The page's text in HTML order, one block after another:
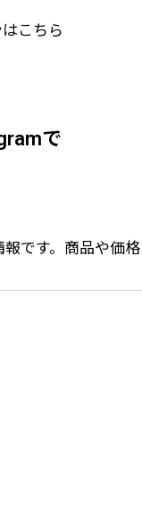
こちら
で
です。商品や価格